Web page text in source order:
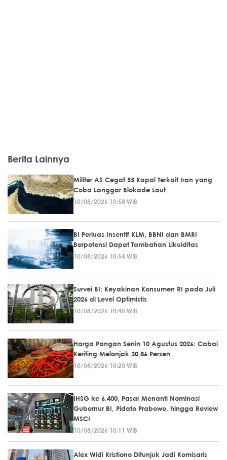
Berita Lainnya
Militer AS Cegat 55 Kapal Terkait Iran yang
Coba Langgar Blokade Laut
10/08/2026 10:58 WIB
BI Perluas Insentif KLM, BBNI dan BMRI
Berpotensi Dapat Tambahan Likuiditas
10/08/2026 10:54 WIB
Survei BI: Keyakinan Konsumen RI pada Juli
2026 di Level Optimistis
10/08/2026 10:40 WIB
Harga Pangan Senin 10 Agustus 2026: Cabai
Keriting Melonjak 30,86 Persen
10/08/2026 10:20 WIB
IHSG ke 6.400, Pasar Menanti Nominasi
Gubernur BI, Pidato Prabowo, hingga Review
MSCI
10/08/2026 10:11 WIB
Alex Widi Kristiono Ditunjuk Jadi Komisaris